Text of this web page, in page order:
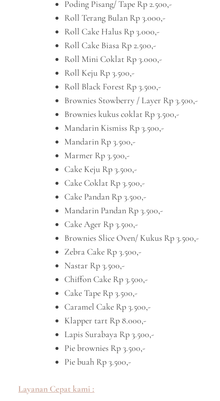
Poding Pisang/ Tape Rp 2.500,-
Roll Terang Bulan Rp 3.000,-
Roll Cake Halus Rp 3.000,-
Roll Cake Biasa Rp 2.500,-
Roll Mini Coklat Rp 3.000,-
Roll Keju Rp 3.500,-
Roll Black Forest Rp 3.500,-
Brownies Stowberry / Layer Rp 3.500,-
Brownies kukus coklat Rp 3.500,-
Mandarin Kismiss Rp 3.500,-
Mandarin Rp 3.500,-
Marmer Rp 3.500,-
Cake Keju Rp 3.500,-
Cake Coklat Rp 3.500,-
Cake Pandan Rp 3.500,-
Mandarin Pandan Rp 3.500,-
Cake Ager Rp 3.500,-
Brownies Slice Oven/ Kukus Rp 3.500,-
Zebra Cake Rp 3.500,-
Nastar Rp 3.500,-
Chiffon Cake Rp 3.500,-
Cake Tape Rp 3.500,-
Caramel Cake Rp 3.500,-
Klapper tart Rp 8.000,-
Lapis Surabaya Rp 3.500,-
Pie brownies Rp 3.500,-
Pie buah Rp 3.500,-
Layanan Cepat kami :